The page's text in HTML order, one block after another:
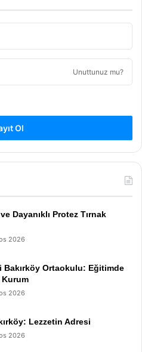
Unuttunuz mu?
Ol
Dayanıklı Protez Tırnak
2026
Bakırköy Ortaokulu: Eğitimde
Kurum
2026
Lezzetin Adresi
2026